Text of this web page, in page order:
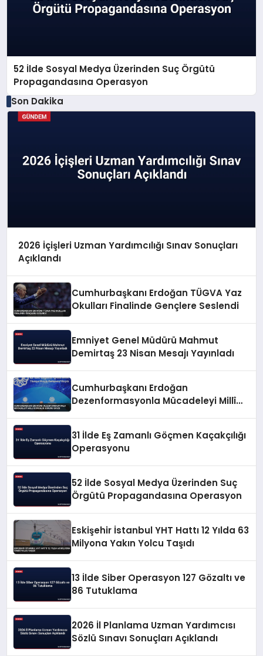
52 İlde Sosyal Medya Üzerinden Suç Örgütü
Propagandasına Operasyon
Son Dakika
2026 İçişleri Uzman Yardımcılığı Sınav Sonuçları
Açıklandı
Cumhurbaşkanı Erdoğan TÜGVA Yaz
Okulları Finalinde Gençlere Seslendi
Emniyet Genel Müdürü Mahmut
Demirtaş 23 Nisan Mesajı Yayınladı
Cumhurbaşkanı Erdoğan
Dezenformasyonla Mücadeleyi Millî
31 İlde Eş Zamanlı Göçmen Kaçakçılığı
Operasyonu
52 İlde Sosyal Medya Üzerinden Suç
Örgütü Propagandasına Operasyon
Eskişehir İstanbul YHT Hattı 12 Yılda 63
Milyona Yakın Yolcu Taşıdı
13 İlde Siber Operasyon 127 Gözaltı ve
86 Tutuklama
2026 İl Planlama Uzman Yardımcısı
Sözlü Sınavı Sonuçları Açıklandı